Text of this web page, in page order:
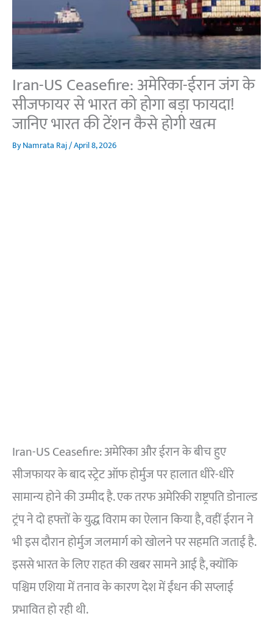
Iran-US Ceasefire: अमेरिका-ईरान जंग के
सीजफायर से भारत को होगा बड़ा फायदा!
जानिए भारत की टेंशन कैसे होगी खत्म
ByNamrata Raj/April 8, 2026
Iran-US Ceasefire: अमेरिका और ईरान के बीच हुए
सीजफायर के बाद स्ट्रेट ऑफ होर्मुज पर हालात धीरे-धीरे
सामान्य होने की उम्मीद है. एक तरफ अमेरिकी राष्ट्रपति डोनाल्ड
ट्रंप ने दो हफ्तों के युद्ध विराम का ऐलान किया है, वहीं ईरान ने
भी इस दौरान होर्मुज जलमार्ग को खोलने पर सहमति जताई है.
इससे भारत के लिए राहत की खबर सामने आई है, क्योंकि
पश्चिम एशिया में तनाव के कारण देश में ईंधन की सप्लाई
प्रभावित हो रही थी.